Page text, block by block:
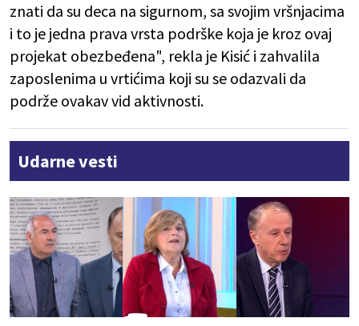
znati da su deca na sigurnom, sa svojim vršnjacima
i to je jedna prava vrsta podrške koja je kroz ovaj
projekat obezbeđena", rekla je Kisić i zahvalila
zaposlenima u vrtićima koji su se odazvali da
podrže ovakav vid aktivnosti.
Udarne vesti